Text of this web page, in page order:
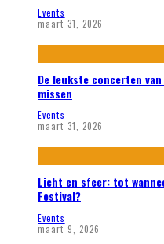
Events
maart 31, 2026
De leukste concerten
missen
Events
maart 31, 2026
Licht en sfeer: tot
Festival?
Events
maart 9, 2026